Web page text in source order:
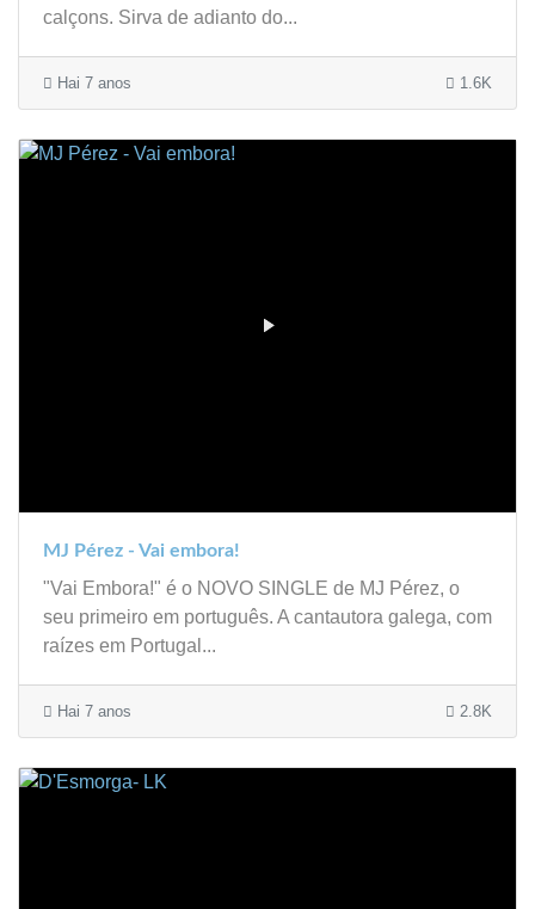
calçons. Sirva de adianto do...
Hai 7 anos 1.6K
MJ Pérez - Vai embora!
"Vai Embora!" é o NOVO SINGLE de MJ Pérez, o
seu primeiro em português. A cantautora galega, com
raízes em Portugal...
Hai 7 anos 2.8K